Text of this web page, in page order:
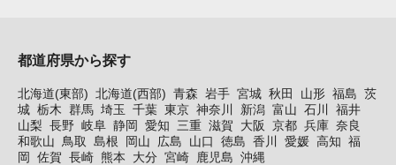
都道府県から探す
北海道(東部) 北海道(西部) 青森 岩手 宮城 秋田 山形 福島 茨
城 栃木 群馬 埼玉 千葉 東京 神奈川 新潟 富山 石川
福井
山梨 長野 岐阜 静岡 愛知 三重 滋賀 大阪 京都 兵庫 奈良
和歌山
鳥取 島根 岡山 広島 山口 徳島 香川 愛媛 高知 福
岡 佐賀 長崎 熊本 大分 宮崎 鹿児島 沖縄